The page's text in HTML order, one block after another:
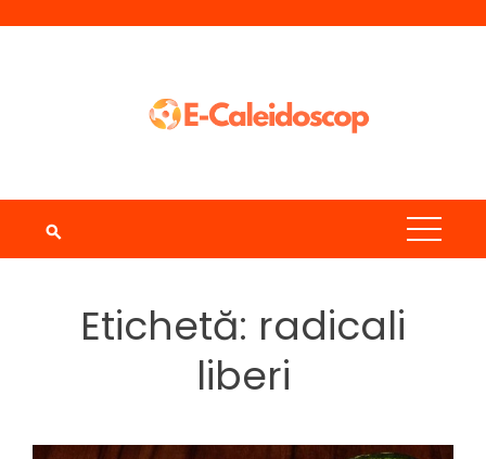
Etichetă: radicali
liberi